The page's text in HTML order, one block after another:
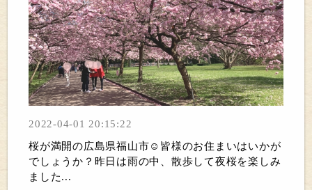
2022-04-01 20:15:22
桜が満開の広島県福山市☺皆様のお住まいはいかが
でしょうか？昨日は雨の中、散歩して夜桜を楽しみ
ました...